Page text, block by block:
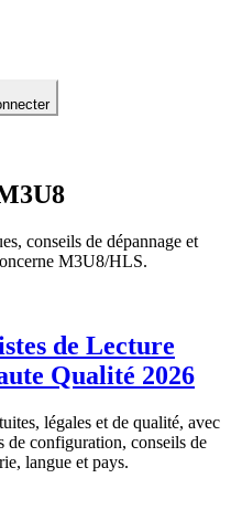
conseils de dépannage et
M3U8/HLS.
de Lecture
Qualité 2026
légales et de qualité, avec
de configuration, conseils de
langue et pays.